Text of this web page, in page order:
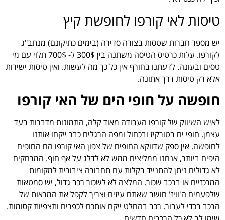
טיסות לאי קורפו לחופשת קיץ
יש מספר חברות שטסות בצורה סדירה (בימים כתיקונם) מנתב"ג
לקורפו. עלות כרטיס הטיסה משתנה בין 300$ ל- 700$ תלוי עם מי
טסים ובעונה. לדעתנו בחורף אין כל כך מה לעשות. ואין טיסות ישירות
אלא רק טיסות דרך אתונה.
חופשה על חופי הים של האי קורפו
לאיש השיווק של קורפו העבודה מאוד קלה, התמונות מדברות בעד
עצמן. חופי ים בטורקיז ובכחול ומפה הרגלים כבר ייקחו אותנו
לחופשה. אין ספק שדווקא החופים של צפון האי קורפו הם החופים
היפים ביותר, אנחנו ממליצים ממש לא לדלג על אף חוף. המרחקים
לא גדולים ניתן להתנייד בקלות עם תחבורה ציבורית למקומות
המרכזיים או ברכב שכור. המלצה לא לשכור רכב גדול, יש סמטאות
שלפעמים ה'וויז' חושב שאתם עיזים וצריך לקפל את המראות של
הרכב בכדי לעבור. רכב בהחלט ייקח אותכם לכפרים ותצפיות קסומות.